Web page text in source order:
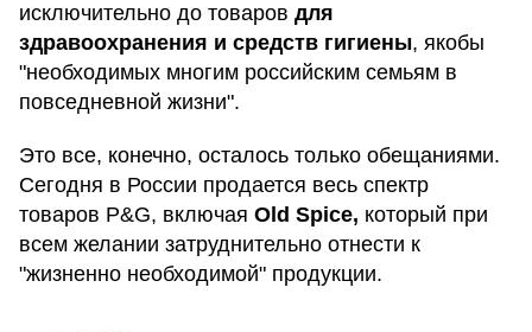
исключительно до товаров для
здравоохранения и средств гигиены, якобы
"необходимых многим российским семьям в
повседневной жизни".
Это все, конечно, осталось только обещаниями.
Сегодня в России продается весь спектр
товаров P&G, включая Old Spice, который при
всем желании затруднительно отнести к
"жизненно необходимой" продукции.